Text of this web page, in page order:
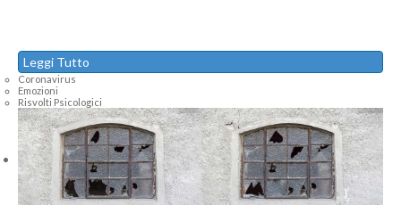
Leggi Tutto
Coronavirus
Emozioni
Risvolti Psicologici